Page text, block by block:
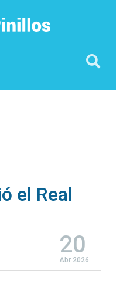
el Real
20
Abr 2026